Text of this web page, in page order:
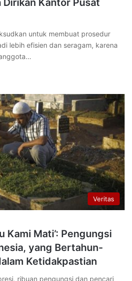
Dirikan Kantor Pusat
untuk membuat prosedur
lebih efisien dan seragam, karena
Veritas
Kami Mati’: Pengungsi
yang Bertahun-
Ketidakpastian
ribuan pengungsi dan pencari